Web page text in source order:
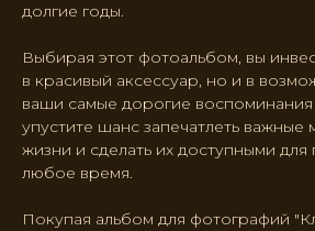
долгие годы.
Выбирая этот фотоальбом, вы
в красивый аксессуар, но и в
ваши самые дорогие
упустите шанс запечатлеть
жизни и сделать их доступными
любое время.
Покупая альбом для фотографий